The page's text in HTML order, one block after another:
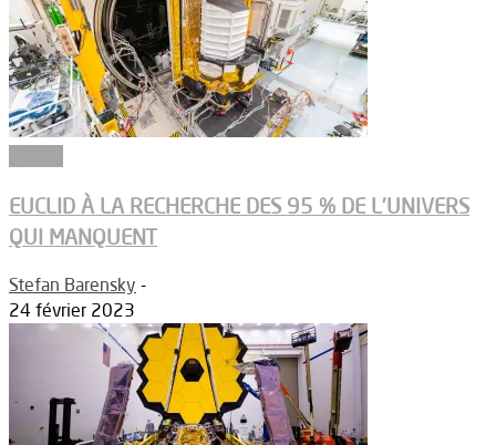
EUCLID À LA RECHERCHE DES 95 % DE L’UNIVERS
QUI MANQUENT
Stefan Barensky -
24 février 2023